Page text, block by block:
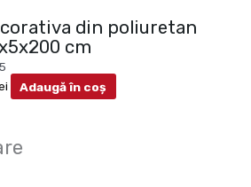
din poliuretan
cm
Adaugă în coș